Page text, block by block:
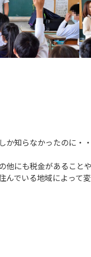
しか知らなかったのに・
他にも税金があることや
でいる地域によって